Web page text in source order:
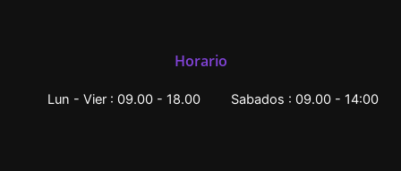
Horario
Lun - Vier : 09.00 - 18.00 Sabados : 09.00 - 14:00